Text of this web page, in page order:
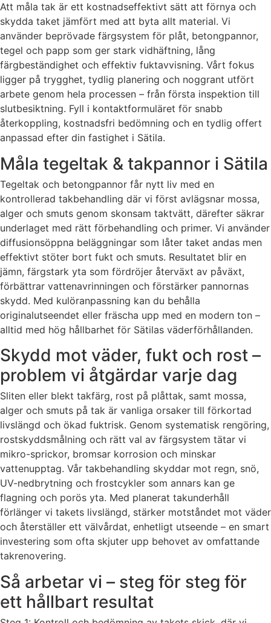
Att måla tak är ett kostnadseffektivt sätt att förnya och
skydda taket jämfört med att byta allt material. Vi
använder beprövade färgsystem för plåt, betongpannor,
tegel och papp som ger stark vidhäftning, lång
färgbeständighet och effektiv fuktavvisning. Vårt fokus
ligger på trygghet, tydlig planering och noggrant utfört
arbete genom hela processen – från första inspektion till
slutbesiktning. Fyll i kontaktformuläret för snabb
återkoppling, kostnadsfri bedömning och en tydlig offert
anpassad efter din fastighet i Sätila.
Måla tegeltak & takpannor i Sätila
Tegeltak och betongpannor får nytt liv med en
kontrollerad takbehandling där vi först avlägsnar mossa,
alger och smuts genom skonsam taktvätt, därefter säkrar
underlaget med rätt förbehandling och primer. Vi använder
diffusionsöppna beläggningar som låter taket andas men
effektivt stöter bort fukt och smuts. Resultatet blir en
jämn, färgstark yta som fördröjer återväxt av påväxt,
förbättrar vattenavrinningen och förstärker pannornas
skydd. Med kulöranpassning kan du behålla
originalutseendet eller fräscha upp med en modern ton –
alltid med hög hållbarhet för Sätilas väderförhållanden.
Skydd mot väder, fukt och rost –
problem vi åtgärdar varje dag
Sliten eller blekt takfärg, rost på plåttak, samt mossa,
alger och smuts på tak är vanliga orsaker till förkortad
livslängd och ökad fuktrisk. Genom systematisk rengöring,
rostskyddsmålning och rätt val av färgsystem tätar vi
mikro-sprickor, bromsar korrosion och minskar
vattenupptag. Vår takbehandling skyddar mot regn, snö,
UV-nedbrytning och frostcykler som annars kan ge
flagning och porös yta. Med planerat takunderhåll
förlänger vi takets livslängd, stärker motståndet mot väder
och återställer ett välvårdat, enhetligt utseende – en smart
investering som ofta skjuter upp behovet av omfattande
takrenovering.
Så arbetar vi – steg för steg för
ett hållbart resultat